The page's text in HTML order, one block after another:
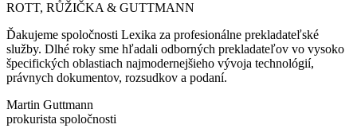
ROTT, RŮŽIČKA & GUTTMANN
Ďakujeme spoločnosti Lexika za profesionálne prekladateľské
služby. Dlhé roky sme hľadali odborných prekladateľov vo vysoko
špecifických oblastiach najmodernejšieho vývoja technológií,
právnych dokumentov, rozsudkov a podaní.
Martin Guttmann
prokurista spoločnosti